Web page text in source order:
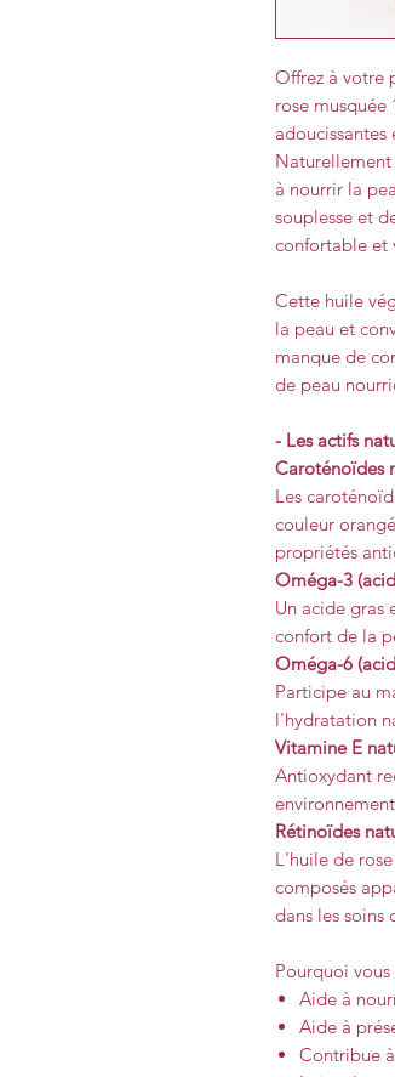
Offrez à votre
rose musquée
Naturellement
à nourrir la
souplesse et
confortable et
Cette huile
la peau et
manque de
de peau
- Les actifs
Caroténoïdes
Les
couleur
propriétés
Oméga-3
Un acide gras
confort de la
Oméga-6
Participe au
l'hydratation
Vitamine E
Antioxydant
Rétinoïdes
L'huile de
composés
dans les soins
Pourquoi
Aide à
Aide à
Contribue